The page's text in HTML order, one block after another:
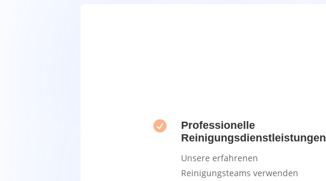

Professionelle
Reinigungsdienstleistungen
Unsere erfahrenen
Reinigungsteams verwenden